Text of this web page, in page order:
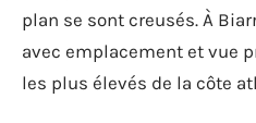
plan se sont creusés. À
avec emplacement et vue
les plus élevés de la côte